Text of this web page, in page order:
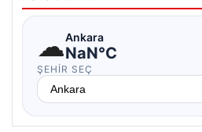
☁Ankara
NaN°C
ŞEHIR SEÇ